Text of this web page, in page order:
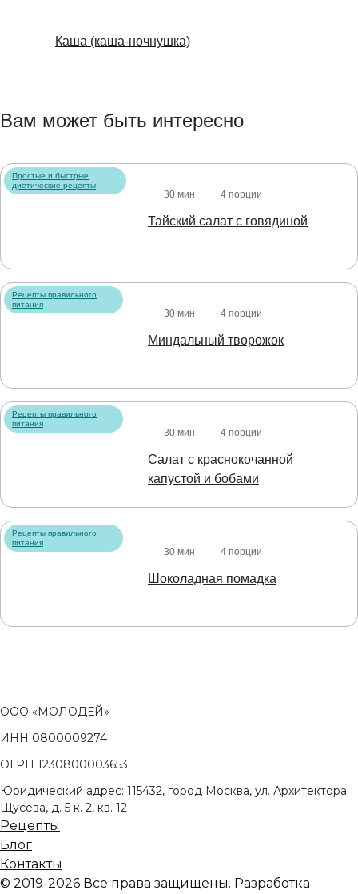
Каша (каша-ночнушка)
Вам может быть интересно
Простые и быстрые
диетические рецепты
30 мин 4 порции
Тайский салат с говядиной
Рецепты правильного
питания
30 мин 4 порции
Миндальный творожок
Рецепты правильного
питания
30 мин 4 порции
Салат с краснокочанной
капустой и бобами
Рецепты правильного
питания
30 мин 4 порции
Шоколадная помадка
ООО «МОЛОДЕЙ»
ИНН 0800009274
ОГРН 1230800003653
Юридический адрес: 115432, город Москва, ул. Архитектора
Щусева, д. 5 к. 2, кв. 12
Рецепты
Блог
Контакты
© 2019-2026 Все права защищены. Разработка